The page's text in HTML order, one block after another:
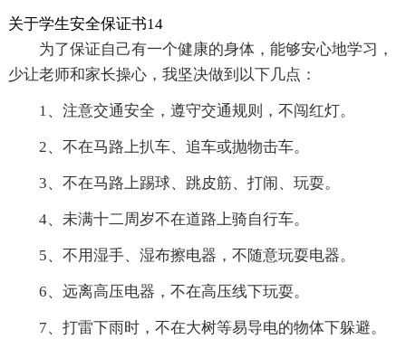
关于学生安全保证书14
为了保证自己有一个健康的身体，能够安心地学习，
少让老师和家长操心，我坚决做到以下几点：
1、注意交通安全，遵守交通规则，不闯红灯。
2、不在马路上扒车、追车或抛物击车。
3、不在马路上踢球、跳皮筋、打闹、玩耍。
4、未满十二周岁不在道路上骑自行车。
5、不用湿手、湿布擦电器，不随意玩耍电器。
6、远离高压电器，不在高压线下玩耍。
7、打雷下雨时，不在大树等易导电的物体下躲避。